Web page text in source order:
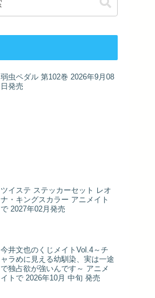
弱虫ペダル 第102巻 2026年9月08
日発売
ツイステ ステッカーセット レオ
ナ・キングスカラー アニメイト
で 2027年02月発売
今井文也のくじメイトVol.4～チ
ャラめに見える幼馴染、実は一途
で独占欲が強いんです～ アニメ
イトで 2026年10月 中旬 発売